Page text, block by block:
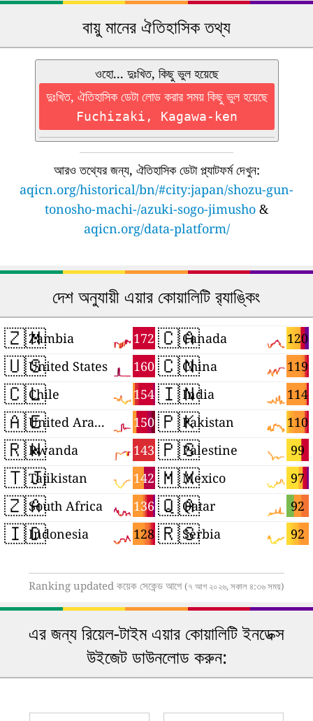
বায়ু মানের ঐতিহাসিক তথ্য
ওহো... দুঃখিত, কিছু ভুল হয়েছে
দুঃখিত, ঐতিহাসিক ডেটা লোড করার সময় কিছু ভুল হয়েছে
Fuchizaki, Kagawa-ken
আরও তথ্যের জন্য, ঐতিহাসিক ডেটা প্ল্যাটফর্ম দেখুন:
aqicn.org/historical/bn/#city:japan/shozu-gun-
tonosho-machi-/azuki-sogo-jimusho &
aqicn.org/data-platform/
দেশ অনুযায়ী এয়ার কোয়ালিটি র‍্যাঙ্কিং
🇿🇲 172
Zambia
🇺🇸 160
United States
🇨🇱 154
Chile
🇦🇪 150
United Arab Emirates
🇷🇼 143
Rwanda
🇹🇯 142
Tajikistan
🇿🇦 136
South Africa
🇮🇩 128
Indonesia
🇨🇦 120
Canada
🇨🇳 119
China
🇮🇳 114
India
🇵🇰 110
Pakistan
🇵🇸 99
Palestine
🇲🇽 97
Mexico
🇶🇦 92
Qatar
🇷🇸 92
Serbia
Ranking updated কয়েক সেকেন্ড আগে (৭ আগ ২০২৬, সকাল ৪:৩৬ সময়)
এর জন্য রিয়েল-টাইম এয়ার কোয়ালিটি ইনডেক্স
উইজেট ডাউনলোড করুন: